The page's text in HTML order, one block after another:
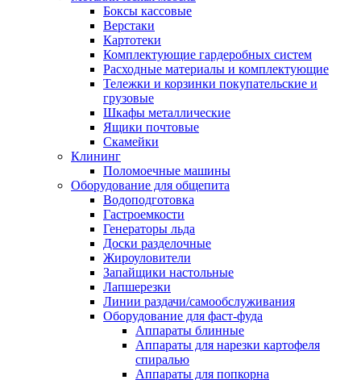
Боксы кассовые
Верстаки
Картотеки
Комплектующие гардеробных систем
Расходные материалы и комплектующие
Тележки и корзинки покупательские и
грузовые
Шкафы металлические
Ящики почтовые
Скамейки
Клининг
Поломоечные машины
Оборудование для общепита
Водоподготовка
Гастроемкости
Генераторы льда
Доски разделочные
Жироуловители
Запайщики настольные
Лапшерезки
Линии раздачи/самообслуживания
Оборудование для фаст-фуда
Аппараты блинные
Аппараты для нарезки картофеля
спиралью
Аппараты для попкорна